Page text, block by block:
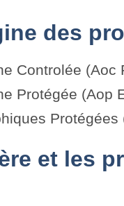
des
Controlée (Aoc
Protégée (Aop
Protégées
et les